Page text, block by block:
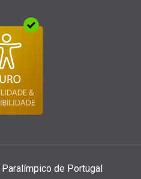
de Portugal